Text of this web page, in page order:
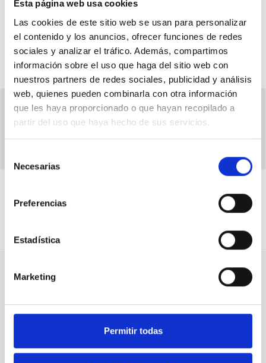
Esta página web usa cookies
Las cookies de este sitio web se usan para personalizar
el contenido y los anuncios, ofrecer funciones de redes
sociales y analizar el tráfico. Además, compartimos
información sobre el uso que haga del sitio web con
nuestros partners de redes sociales, publicidad y análisis
web, quienes pueden combinarla con otra información
que les haya proporcionado o que hayan recopilado a
partir del uso que haya hecho de sus servicios.
Necesarias
Preferencias
Estadística
Marketing
Permitir todas
47Apoyos de500
BABESTU
ERANTZUNAK
erantzunak baloratu.